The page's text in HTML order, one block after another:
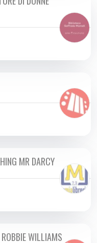
MR DARCY
WILLIAMS